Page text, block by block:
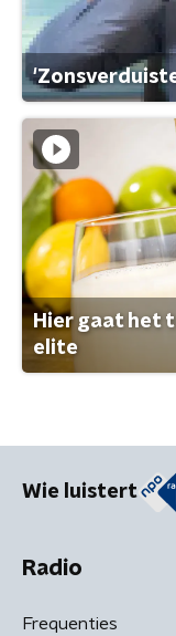
Hier gaat het
elite
Wie luistert
Radio
Frequenties